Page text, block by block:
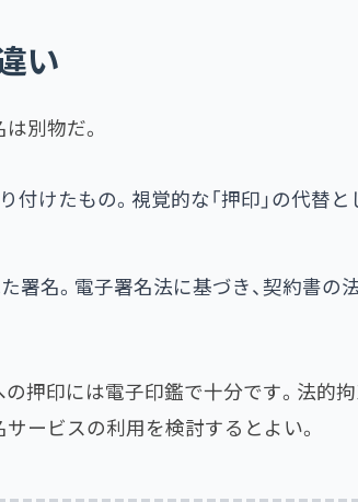
い
別物だ。
付けたもの。視覚的な「押印」の代替と
署名。電子署名法に基づき、契約書の
の押印には電子印鑑で十分です。法的
ービスの利用を検討するとよい。